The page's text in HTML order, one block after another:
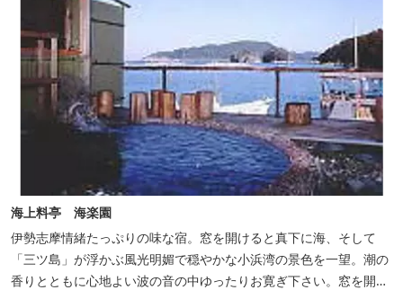
海上料亭 海楽園
伊勢志摩情緒たっぷりの味な宿。窓を開けると真下に海、そして
「三ツ島」が浮かぶ風光明媚で穏やかな小浜湾の景色を一望。潮の
香りとともに心地よい波の音の中ゆったりお寛ぎ下さい。窓を開け